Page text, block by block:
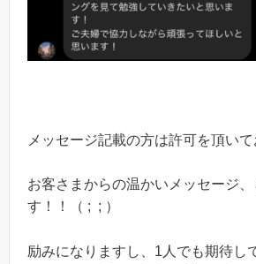
メッセージ記載の方は許可を頂いて
お客さまからの温かいメッセージ
す！！（ ; ; ）
励みになりますし、1人でも期待し